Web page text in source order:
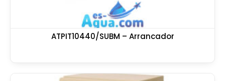
ATPIT10440/SUBM – Arrancador